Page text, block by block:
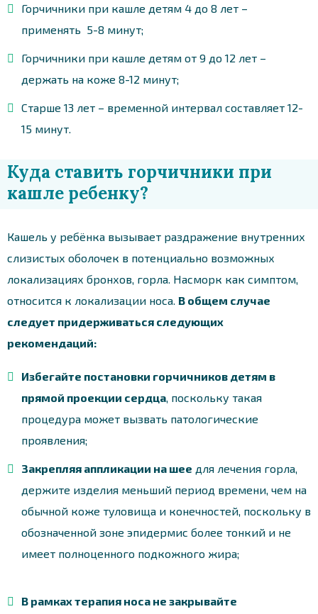
Горчичники при кашле детям 4 до 8 лет –
применять 5-8 минут;
Горчичники при кашле детям от 9 до 12 лет –
держать на коже 8-12 минут;
Старше 13 лет – временной интервал составляет 12-
15 минут.
Куда ставить горчичники при
кашле ребенку?
Кашель у ребёнка вызывает раздражение внутренних
слизистых оболочек в потенциально возможных
локализациях бронхов, горла. Насморк как симптом,
относится к локализации носа. В общем случае
следует придерживаться следующих
рекомендаций:
Избегайте постановки горчичников детям в
прямой проекции сердца, поскольку такая
процедура может вызвать патологические
проявления;
Закрепляя аппликации на шее для лечения горла,
держите изделия меньший период времени, чем на
обычной коже туловища и конечностей, поскольку в
обозначенной зоне эпидермис более тонкий и не
имеет полноценного подкожного жира;
В рамках терапия носа не закрывайте